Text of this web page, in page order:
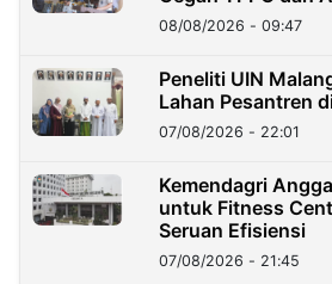
08/08/2026 - 09:47
Peneliti UIN
Lahan Pesantren
07/08/2026 - 22:01
Kemendagri
untuk Fitness
Seruan Efisiensi
07/08/2026 - 21:45